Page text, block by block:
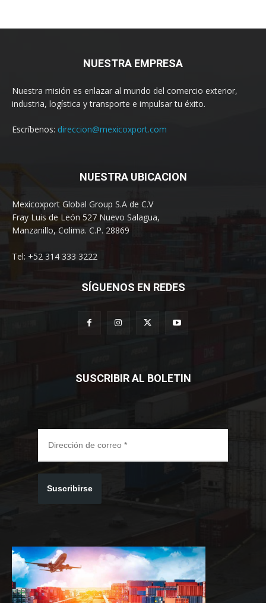
NUESTRA EMPRESA
Nuestra misión es enlazar al mundo del comercio exterior,
industria, logística y transporte e impulsar tu éxito.
Escríbenos: direccion@mexicoxport.com
NUESTRA UBICACION
Mexicoxport Global Group S.A de C.V
Fray Luis de León 527 Nuevo Salagua,
Manzanillo, Colima. C.P. 28869
Tel: +52 314 333 3222
SÍGUENOS EN REDES
SUSCRIBIR AL BOLETIN
Suscribirse